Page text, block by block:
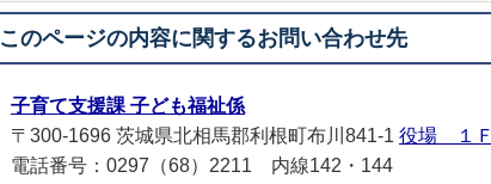
このページの内容に関するお問い合わせ先
子育て支援課 子ども福祉係
〒300-1696 茨城県北相馬郡利根町布川841-1 役場 １Ｆ
電話番号：0297（68）2211 内線142・144